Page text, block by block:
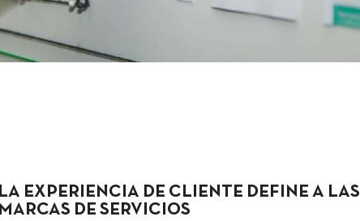
LA EXPERIENCIA DE CLIENTE DEFINE A LAS
MARCAS DE SERVICIOS